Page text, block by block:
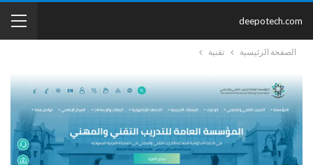
deepotech.com
الصفحة الرئيسية تقنية